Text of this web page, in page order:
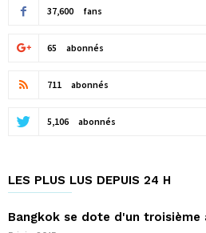
37,600 fans
65 abonnés
711 abonnés
5,106 abonnés
LES PLUS LUS DEPUIS 24 H
Bangkok se dote d'un